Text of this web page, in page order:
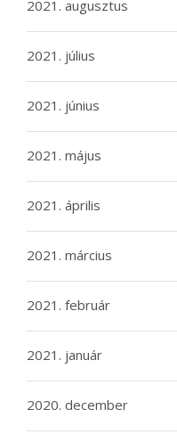
2021. augusztus
2021. július
2021. június
2021. május
2021. április
2021. március
2021. február
2021. január
2020. december